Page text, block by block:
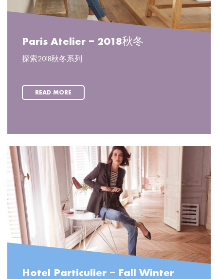
Paris Atelier – 2018秋冬
探索2018秋冬系列
READ MORE
Hotel Particulier – Fall Winter